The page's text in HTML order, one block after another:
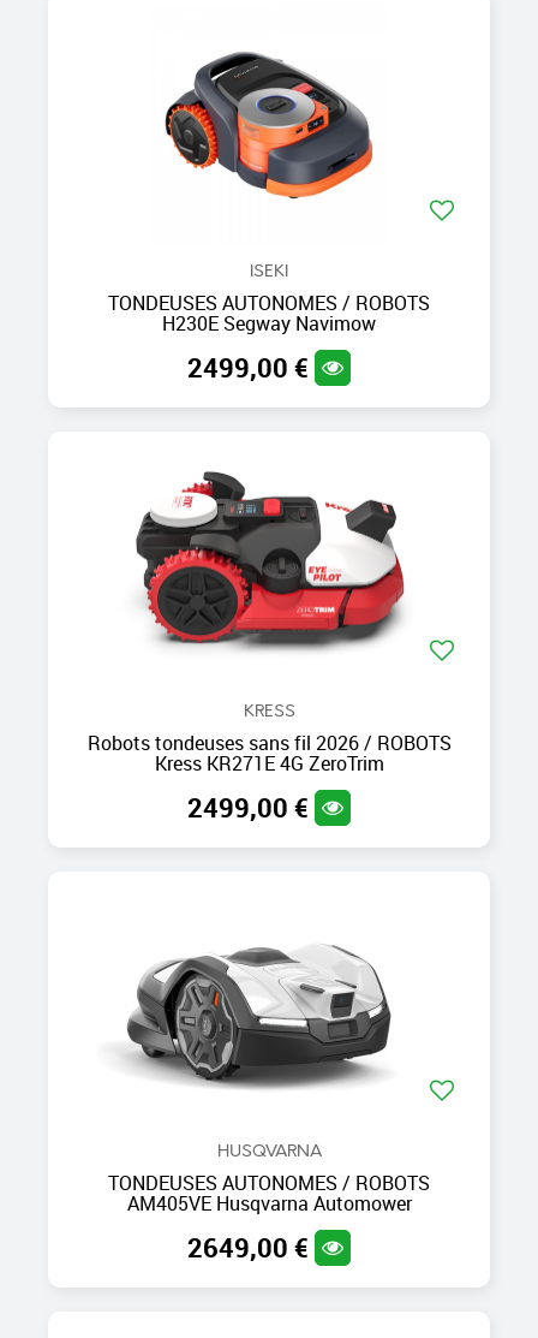
ISEKI
TONDEUSES AUTONOMES / ROBOTS
H230E Segway Navimow
2499,00 €
KRESS
Robots tondeuses sans fil 2026 / ROBOTS
Kress KR271E 4G ZeroTrim
2499,00 €
HUSQVARNA
TONDEUSES AUTONOMES / ROBOTS
AM405VE Husqvarna Automower
2649,00 €